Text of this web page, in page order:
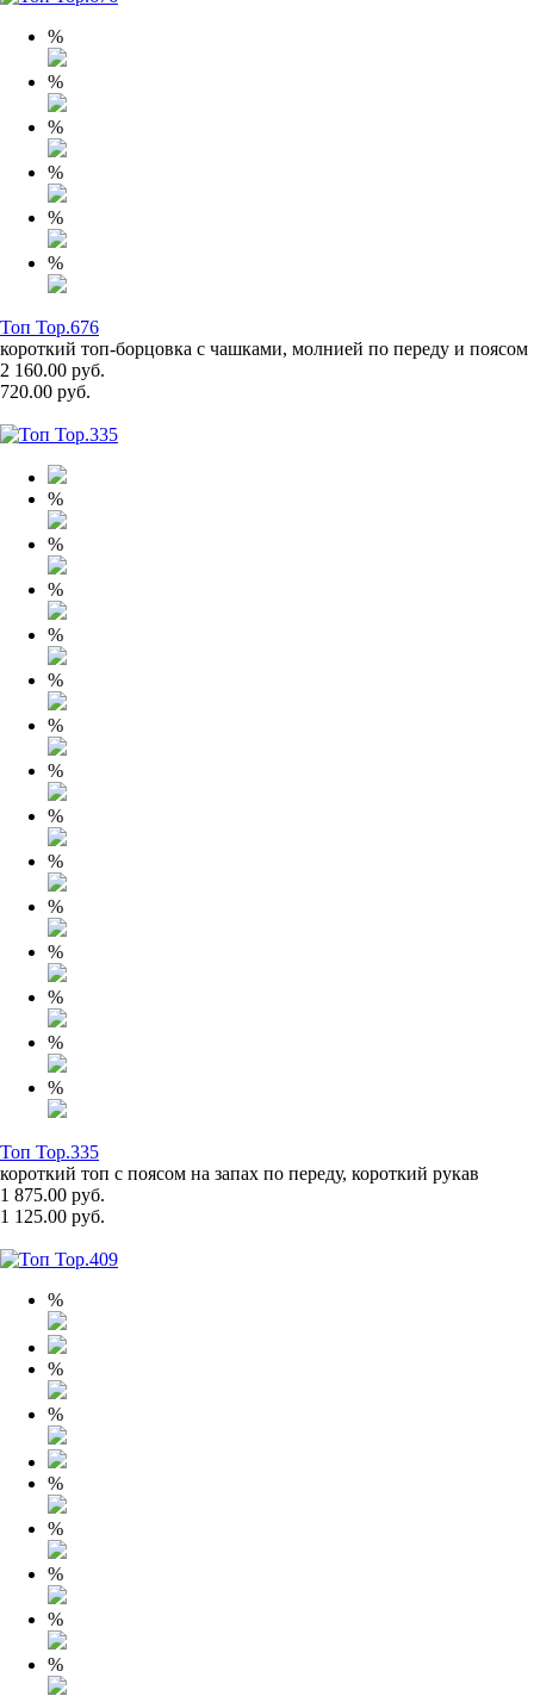
%
%
%
%
%
%
Топ Top.676
короткий топ-борцовка с чашками, молнией по переду и поясом
2 160.00 руб.
720.00 руб.
%
%
%
%
%
%
%
%
%
%
%
%
%
%
Топ Top.335
короткий топ с поясом на запах по переду, короткий рукав
1 875.00 руб.
1 125.00 руб.
%
%
%
%
%
%
%
%